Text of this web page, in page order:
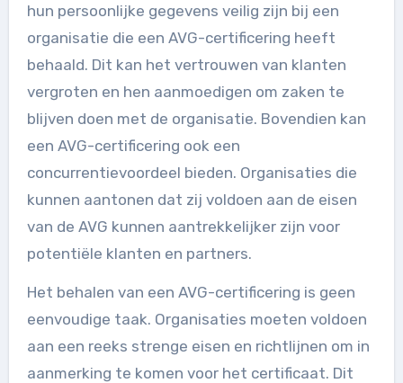
hun persoonlijke gegevens veilig zijn bij een
organisatie die een AVG-certificering heeft
behaald. Dit kan het vertrouwen van klanten
vergroten en hen aanmoedigen om zaken te
blijven doen met de organisatie. Bovendien kan
een AVG-certificering ook een
concurrentievoordeel bieden. Organisaties die
kunnen aantonen dat zij voldoen aan de eisen
van de AVG kunnen aantrekkelijker zijn voor
potentiële klanten en partners.
Het behalen van een AVG-certificering is geen
eenvoudige taak. Organisaties moeten voldoen
aan een reeks strenge eisen en richtlijnen om in
aanmerking te komen voor het certificaat. Dit